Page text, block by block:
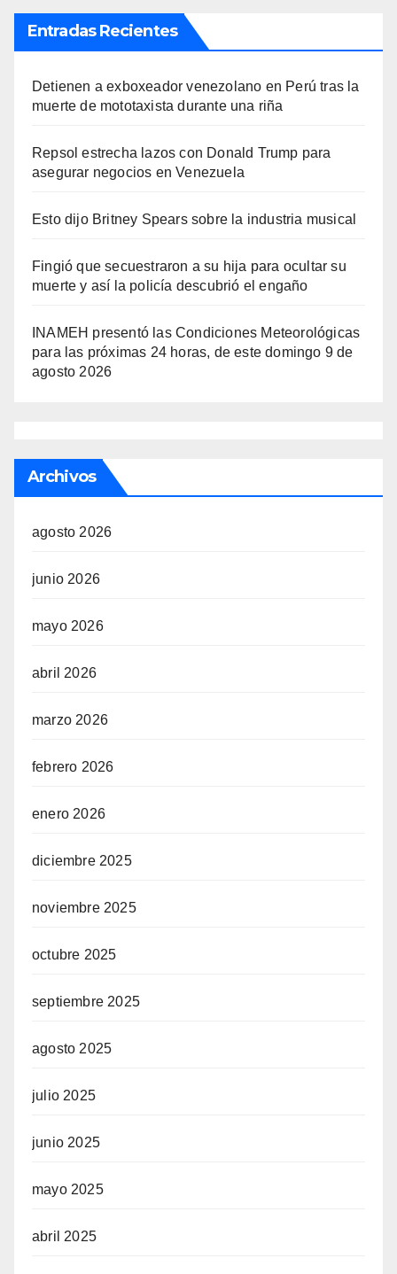
Entradas Recientes
Detienen a exboxeador venezolano en Perú tras la
muerte de mototaxista durante una riña
Repsol estrecha lazos con Donald Trump para
asegurar negocios en Venezuela
Esto dijo Britney Spears sobre la industria musical
Fingió que secuestraron a su hija para ocultar su
muerte y así la policía descubrió el engaño
INAMEH presentó las Condiciones Meteorológicas
para las próximas 24 horas, de este domingo 9 de
agosto 2026
Archivos
agosto 2026
junio 2026
mayo 2026
abril 2026
marzo 2026
febrero 2026
enero 2026
diciembre 2025
noviembre 2025
octubre 2025
septiembre 2025
agosto 2025
julio 2025
junio 2025
mayo 2025
abril 2025